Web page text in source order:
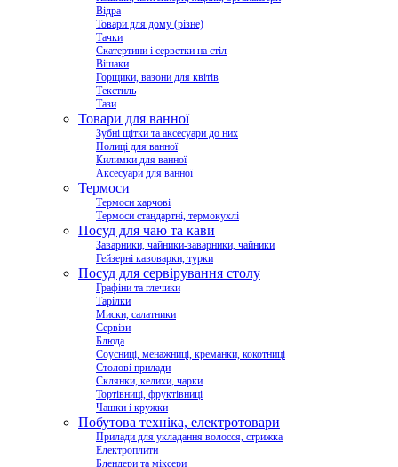
Відра
Товари для дому (різне)
Тачки
Скатертини і серветки на стіл
Вішаки
Горщики, вазони для квітів
Текстиль
Тази
Товари для ванної
Зубні щітки та аксесуари до них
Полиці для ванної
Килимки для ванної
Аксесуари для ванної
Термоси
Термоси харчові
Термоси стандартні, термокухлі
Посуд для чаю та кави
Заварники, чайники-заварники, чайники
Гейзерні кавоварки, турки
Посуд для сервірування столу
Графіни та глечики
Тарілки
Миски, салатники
Сервізи
Блюда
Соусниці, менажниці, креманки, кокотниці
Столові прилади
Склянки, келихи, чарки
Тортівниці, фруктівниці
Чашки і кружки
Побутова техніка, електротовари
Прилади для укладання волосся, стрижка
Електроплити
Блендери та міксери